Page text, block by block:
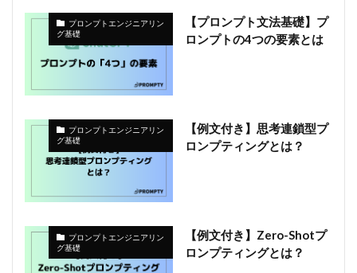
プロンプトエンジニアリン
グ基礎
【プロンプト文法基礎】プ
ロンプトの4つの要素とは
プロンプトエンジニアリン
グ基礎
【例文付き】思考連鎖型プ
ロンプティングとは？
プロンプトエンジニアリン
グ基礎
【例文付き】Zero-Shotプ
ロンプティングとは？